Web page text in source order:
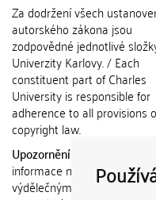
Za dodržení všech
autorského zákona jsou
zodpovědné jednotlivé
Univerzity Karlovy. / Each
constituent part of Charles
University is responsible for
adherence to all provisions
copyright law.
Upozornění / Notice:
informace nemohou být
výdělečným účelům nebo